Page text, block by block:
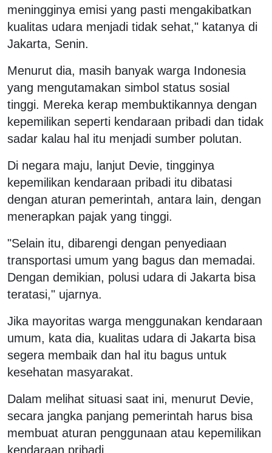
meningginya emisi yang pasti mengakibatkan
kualitas udara menjadi tidak sehat," katanya di
Jakarta, Senin.
Menurut dia, masih banyak warga Indonesia
yang mengutamakan simbol status sosial
tinggi. Mereka kerap membuktikannya dengan
kepemilikan seperti kendaraan pribadi dan tidak
sadar kalau hal itu menjadi sumber polutan.
Di negara maju, lanjut Devie, tingginya
kepemilikan kendaraan pribadi itu dibatasi
dengan aturan pemerintah, antara lain, dengan
menerapkan pajak yang tinggi.
"Selain itu, dibarengi dengan penyediaan
transportasi umum yang bagus dan memadai.
Dengan demikian, polusi udara di Jakarta bisa
teratasi," ujarnya.
Jika mayoritas warga menggunakan kendaraan
umum, kata dia, kualitas udara di Jakarta bisa
segera membaik dan hal itu bagus untuk
kesehatan masyarakat.
Dalam melihat situasi saat ini, menurut Devie,
secara jangka panjang pemerintah harus bisa
membuat aturan penggunaan atau kepemilikan
kendaraan pribadi.